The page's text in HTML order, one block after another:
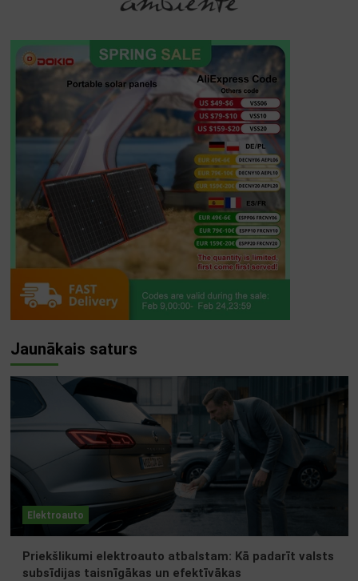
Jaunākais saturs
Elektroauto
Priekšlikumi elektroauto atbalstam: Kā padarīt valsts
subsīdijas taisnīgākas un efektīvākas